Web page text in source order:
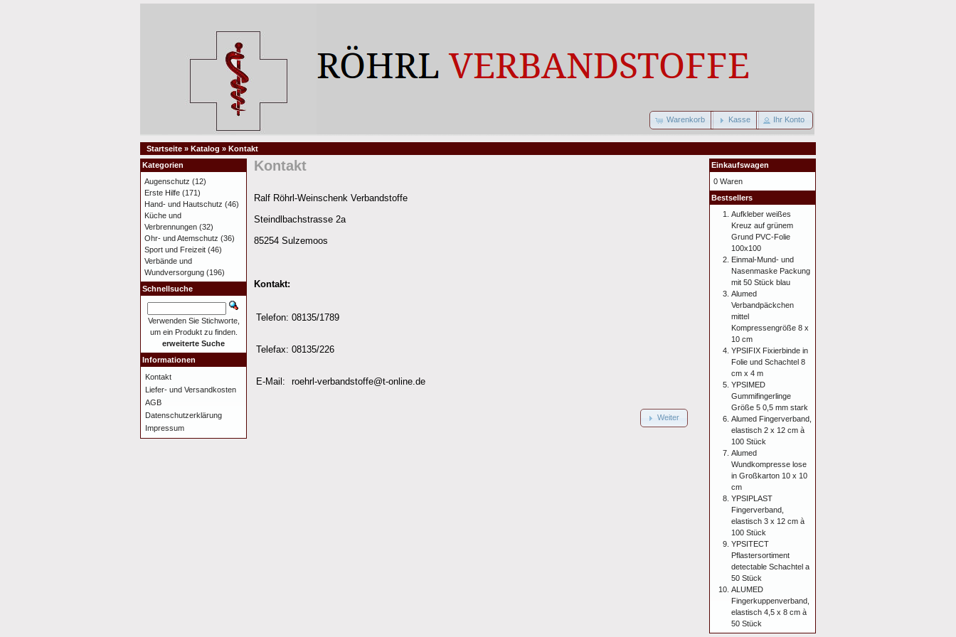
Warenkorb Kasse Ihr Konto
Startseite » Katalog » Kontakt
Kontakt
Ralf Röhrl-Weinschenk Verbandstoffe
Steindlbachstrasse 2a
85254 Sulzemoos
Kontakt:
Telefon: 08135/1789
Telefax: 08135/226
E-Mail: roehrl-verbandstoffe@t-online.de
Weiter
Kategorien
Augenschutz (12)
Erste Hilfe (171)
Hand- und Hautschutz (46)
Küche und
Verbrennungen (32)
Ohr- und Atemschutz (36)
Sport und Freizeit (46)
Verbände und
Wundversorgung (196)
Schnellsuche
Verwenden Sie Stichworte,
um ein Produkt zu finden.
erweiterte Suche
Informationen
Kontakt
Liefer- und Versandkosten
AGB
Datenschutzerklärung
Impressum
Einkaufswagen
0 Waren
Bestsellers
Aufkleber weißes
Kreuz auf grünem
Grund PVC-Folie
100x100
Einmal-Mund- und
Nasenmaske Packung
mit 50 Stück blau
Alumed
Verbandpäckchen
mittel
Kompressengröße 8 x
10 cm
YPSIFIX Fixierbinde in
Folie und Schachtel 8
cm x 4 m
YPSIMED
Gummifingerlinge
Größe 5 0,5 mm stark
Alumed Fingerverband,
elastisch 2 x 12 cm à
100 Stück
Alumed
Wundkompresse lose
in Großkarton 10 x 10
cm
YPSIPLAST
Fingerverband,
elastisch 3 x 12 cm à
100 Stück
YPSITECT
Pflastersortiment
detectable Schachtel a
50 Stück
ALUMED
Fingerkuppenverband,
elastisch 4,5 x 8 cm à
50 Stück